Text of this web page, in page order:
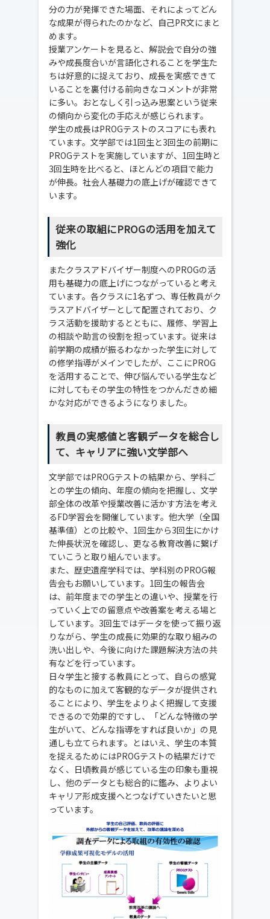
分の力が発揮できた場面、それによってどん
な成果が得られたのかなど、自己PR文にまと
めます。
授業アンケートを見ると、解説会で自分の強
みや成長度合いが言語化されることを学生た
ちは好意的に捉えており、成長を実感できて
いることを裏付ける前向きなコメントが非常
に多い。おとなしく引っ込み思案という従来
の傾向から変化の手応えが感じられます。
学生の成長はPROGテストのスコアにも表れ
ています。文学部では1回生と3回生の前期に
PROGテストを実施していますが、1回生時と
3回生時を比べると、ほとんどの項目で能力
が伸長。社会人基礎力の底上げが確認できて
います。
従来の取組にPROGの活用を加えて
強化
またクラスアドバイザー制度へのPROGの活
用も基礎力の底上げにつながっていると考え
ています。各クラスに1名ずつ、専任教員がク
ラスアドバイザーとして配置されており、ク
ラス活動を援助するとともに、履修、学習上
の相談や助言の役割を担っています。従来は
前学期の成績が振るわなかった学生に対して
の修学指導がメインでしたが、ここにPROG
を活用することで、伸び悩んでいる学生など
に対してもその学生の特性をつかんだきめ細
かな対応ができるようになりました。
教員の実感値と客観データを総合し
て、キャリアに強い文学部へ
文学部ではPROGテストの結果から、学科ご
との学生の傾向、年度の傾向を把握し、文学
部全体の改革や授業改善に活かす方法を考え
るFD学習会を開催しています。他大学（全国
基準値）との比較や、1回生から3回生にかけ
た伸長状況を確認し、更なる教育改善に繋げ
ていこうと取り組んでいます。
また、歴史遺産学科では、学科別のPROG報
告会もお願いしています。1回生の報告会
は、前年度までの学生との違いや、授業を行
っていく上での留意点や改善案を考える場と
しています。3回生ではデータを使って振り返
りながら、学生の成長に効果的な取り組みの
洗い出しや、今後に向けた課題解決方法の共
有などを行っています。
日々学生と接する教員にとって、自らの感覚
的なものに加えて客観的なデータが提供され
ることにより、学生をよりよく把握して支援
できるので効果的ですし、「どんな特徴の学
生がいて、どんな指導をすれば良いか」の見
通しも立てられます。とはいえ、学生の本質
を捉えるためにはPROGテストの結果だけで
なく、日頃教員が感じている生の印象も重視
し、他のデータとも総合的に鑑み、よりよい
キャリア形成支援へとつなげていきたいと思
っています。